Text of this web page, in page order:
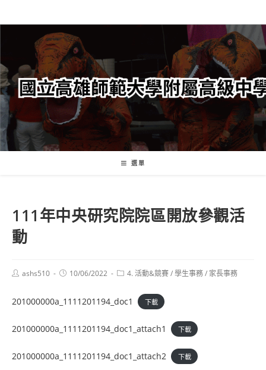
轉
要
內
容
選單
111年中央研究院院區開放參觀活
動
Postashs510
Post10/06/2022
Post4. 活動&競賽/學生事務/ 家長事務
201000000a_1111201194_doc1 下載
201000000a_1111201194_doc1_attach1 下載
201000000a_1111201194_doc1_attach2 下載